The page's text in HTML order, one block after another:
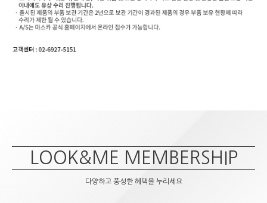
LOOK&ME MEMBERSHIP
다양하고 풍성한 혜택을 누리세요